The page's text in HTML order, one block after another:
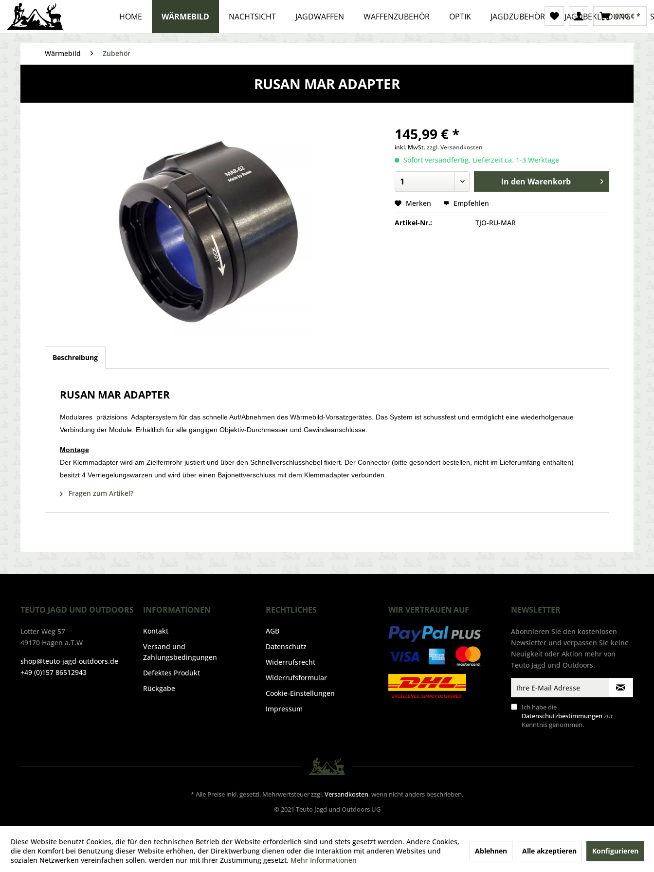
0,00 € *
HOME WÄRMEBILD NACHTSICHT JAGDWAFFEN WAFFENZUBEHÖR OPTIK JAGDZUBEHÖR JAGDBEKLEIDUNG
Wärmebild Zubehör
RUSAN MAR ADAPTER
145,99 € *
inkl. MwSt.zzgl. Versandkosten
Sofort versandfertig, Lieferzeit ca. 1-3 Werktage
In den Warenkorb
Merken Empfehlen
Artikel-Nr.: TJO-RU-MAR
Beschreibung
RUSAN MAR ADAPTER
Modulares präzisions Adaptersystem für das schnelle Auf/Abnehmen des Wärmebild-Vorsatzgerätes. Das System ist schussfest und ermöglicht eine wiederholgenaue
Verbindung der Module. Erhältlich für alle gängigen Objektiv-Durchmesser und Gewindeanschlüsse.
Montage
Der Klemmadapter wird am Zielfernrohr justiert und über den Schnellverschlusshebel fixiert. Der Connector (bitte gesondert bestellen, nicht im Lieferumfang enthalten)
besitzt 4 Verriegelungswarzen und wird über einen Bajonettverschluss mit dem Klemmadapter verbunden.
Fragen zum Artikel?
TEUTO JAGD UND OUTDOORS
Lotter Weg 57
49170 Hagen a.T.W
shop@teuto-jagd-outdoors.de
+49 (0)157 86512943
INFORMATIONEN
Kontakt
Versand und
Zahlungsbedingungen
Defektes Produkt
Rückgabe
RECHTLICHES
AGB
Datenschutz
Widerrufsrecht
Widerrufsformular
Cookie-Einstellungen
Impressum
WIR VERTRAUEN AUF NEWSLETTER
Abonnieren Sie den kostenlosen
Newsletter und verpassen Sie keine
Neuigkeit oder Aktion mehr von
Teuto Jagd und Outdoors.
Ich habe die
Datenschutzbestimmungen zur
Kenntnis genommen.
* Alle Preise inkl. gesetzl. Mehrwertsteuer zzgl.Versandkosten, wenn nicht anders beschrieben.
© 2021 Teuto Jagd und Outdoors UG
Diese Website benutzt Cookies, die für den technischen Betrieb der Website erforderlich sind und stets gesetzt werden. Andere Cookies,
die den Komfort bei Benutzung dieser Website erhöhen, der Direktwerbung dienen oder die Interaktion mit anderen Websites und
sozialen Netzwerken vereinfachen sollen, werden nur mit Ihrer Zustimmung gesetzt. Mehr Informationen
Ablehnen Alle akzeptieren Konfigurieren